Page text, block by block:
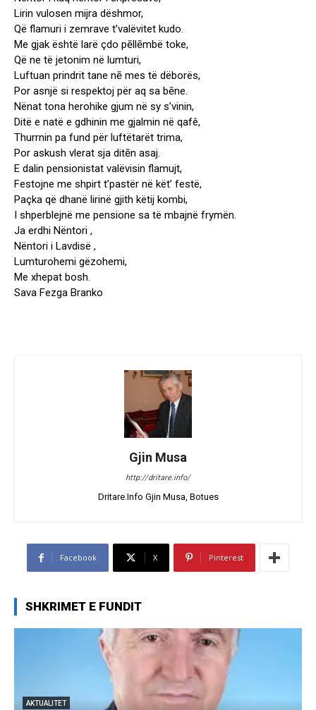
Lirin vulosen mijra dëshmor,
Që flamuri i zemrave t’valëvitet kudo.
Me gjak është larë çdo pēllēmbë toke,
Që ne të jetonim në lumturi,
Luftuan prindrit tane nē mes të dëborës,
Por asnjë si respektoj për aq sa bēne.
Nënat tona herohike gjum në sy s’vinin,
Ditë e natë e gdhinin me gjalmin në qafê,
Thurrnin pa fund për luftëtarët trima,
Por askush vlerat sja ditēn asaj.
E dalin pensionistat valëvisin flamujt,
Festojne me shpirt t’pastër në kët’ festë,
Paçka që dhanë lirinë gjith këtij kombi,
I shperblejnë me pensione sa të mbajnë frymën.
Ja erdhi Nëntori ,
Nëntori i Lavdisë ,
Lumturohemi gëzohemi,
Me xhepat bosh.
Sava Fezga Branko
Gjin Musa
http://dritare.info/
Dritare.Info Gjin Musa, Botues
Facebook X Pinterest
SHKRIMET E FUNDIT